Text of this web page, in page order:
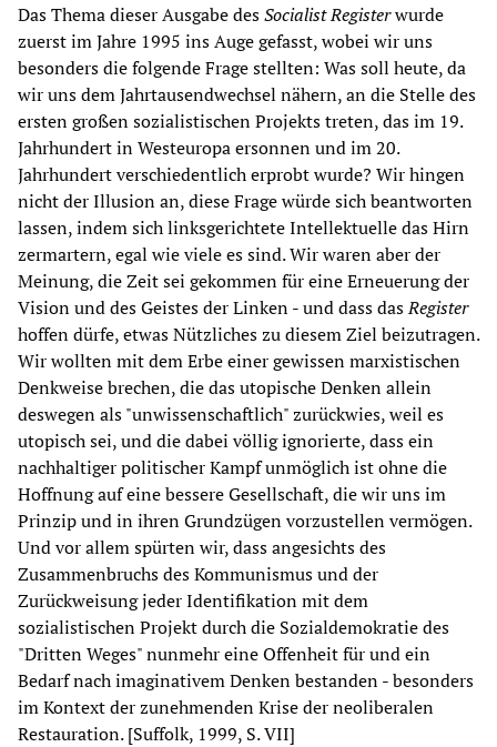
Das Thema dieser Ausgabe desSocialist Registerwurde
zuerst im Jahre 1995 ins Auge gefasst, wobei wir uns
besonders die folgende Frage stellten: Was soll heute, da
wir uns dem Jahrtausendwechsel nähern, an die Stelle des
ersten großen sozialistischen Projekts treten, das im 19.
Jahrhundert in Westeuropa ersonnen und im 20.
Jahrhundert verschiedentlich erprobt wurde? Wir hingen
nicht der Illusion an, diese Frage würde sich beantworten
lassen, indem sich linksgerichtete Intellektuelle das Hirn
zermartern, egal wie viele es sind. Wir waren aber der
Meinung, die Zeit sei gekommen für eine Erneuerung der
Vision und des Geistes der Linken - und dass dasRegister
hoffen dürfe, etwas Nützliches zu diesem Ziel beizutragen.
Wir wollten mit dem Erbe einer gewissen marxistischen
Denkweise brechen, die das utopische Denken allein
deswegen als "unwissenschaftlich" zurückwies, weil es
utopisch sei, und die dabei völlig ignorierte, dass ein
nachhaltiger politischer Kampf unmöglich ist ohne die
Hoffnung auf eine bessere Gesellschaft, die wir uns im
Prinzip und in ihren Grundzügen vorzustellen vermögen.
Und vor allem spürten wir, dass angesichts des
Zusammenbruchs des Kommunismus und der
Zurückweisung jeder Identifikation mit dem
sozialistischen Projekt durch die Sozialdemokratie des
"Dritten Weges" nunmehr eine Offenheit für und ein
Bedarf nach imaginativem Denken bestanden - besonders
im Kontext der zunehmenden Krise der neoliberalen
Restauration. [Suffolk, 1999, S. VII]